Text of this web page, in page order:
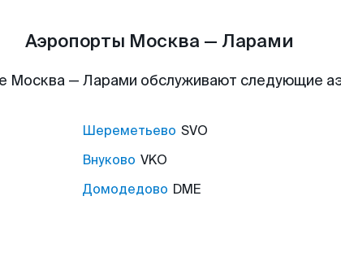
Аэропорты Москва — Ларами
Москва — Ларами обслуживают следующие
Шереметьево SVO
Внуково VKO
Домодедово DME